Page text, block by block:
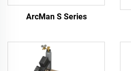
ArcMan S Series